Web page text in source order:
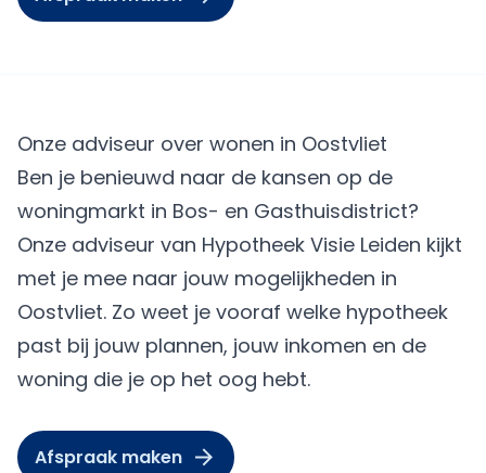
Onze adviseur over wonen in Oostvliet
Ben je benieuwd naar de kansen op de
woningmarkt in Bos- en Gasthuisdistrict?
Onze adviseur van Hypotheek Visie Leiden kijkt
met je mee naar jouw mogelijkheden in
Oostvliet. Zo weet je vooraf welke hypotheek
past bij jouw plannen, jouw inkomen en de
woning die je op het oog hebt.
Afspraak maken